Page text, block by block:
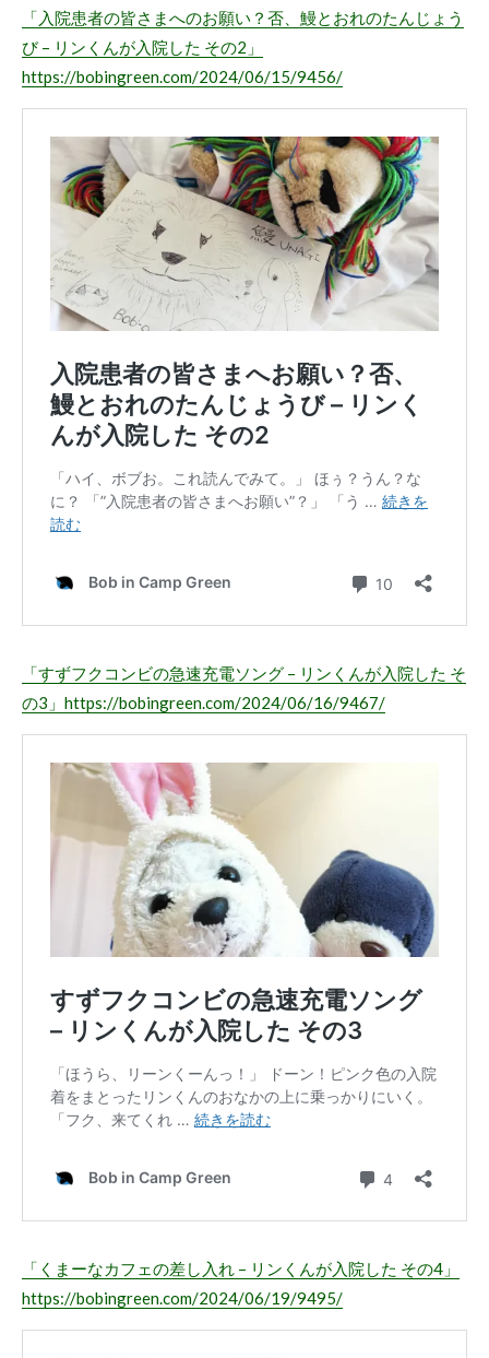
「入院患者の皆さまへのお願い？否、鰻とおれのたんじょう
び – リンくんが入院した その2」
https://bobingreen.com/2024/06/15/9456/
「すずフクコンビの急速充電ソング – リンくんが入院した そ
の3」 https://bobingreen.com/2024/06/16/9467/
「くまーなカフェの差し入れ – リンくんが入院した その4」
https://bobingreen.com/2024/06/19/9495/